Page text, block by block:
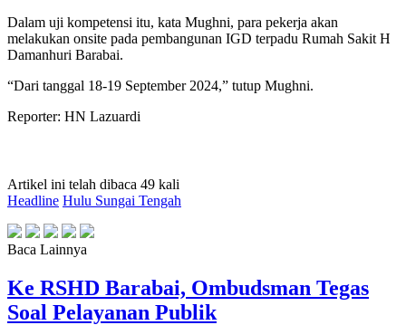
Dalam uji kompetensi itu, kata Mughni, para pekerja akan
melakukan onsite pada pembangunan IGD terpadu Rumah Sakit H
Damanhuri Barabai.
“Dari tanggal 18-19 September 2024,” tutup Mughni.
Reporter: HN Lazuardi
Artikel ini telah dibaca 49 kali
Headline Hulu Sungai Tengah
Baca Lainnya
Ke RSHD Barabai, Ombudsman Tegas
Soal Pelayanan Publik